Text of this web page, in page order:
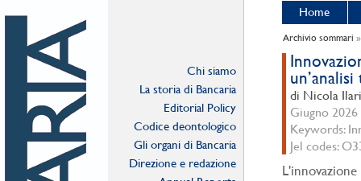
Chi siamo
La storia di Bancaria
Editorial Policy
Codice deontologico
Gli organi di Bancaria
Direzione e redazione
Home
Archivio sommari
di Nicola
Giugno 2026
Keywords:
Jel codes: